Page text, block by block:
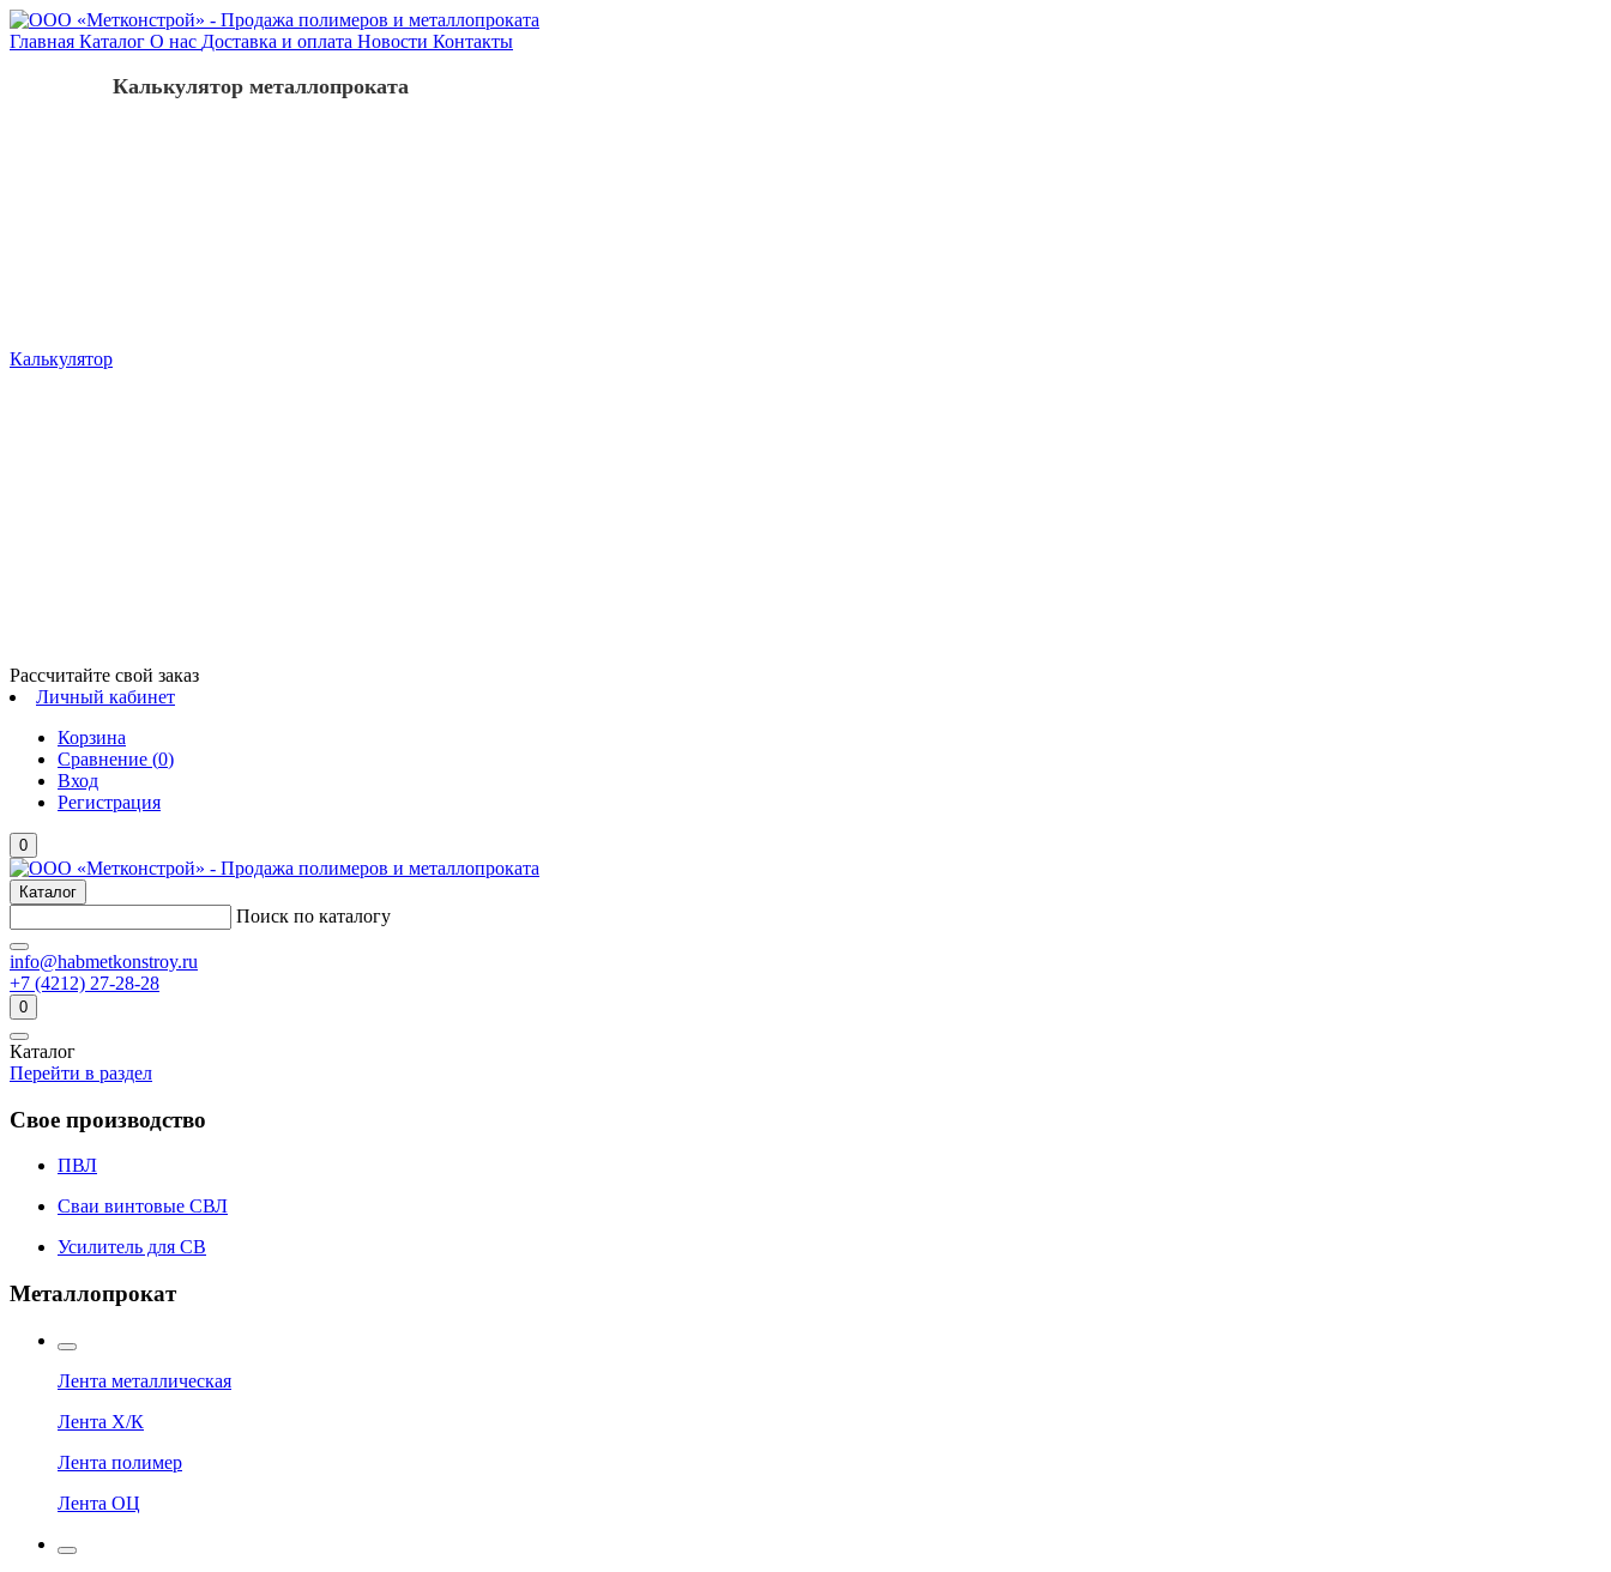
Главная Каталог О нас Доставка и оплата Новости Контакты
Калькулятор
Калькулятор металлопроката
Рассчитайте свой заказ
Личный кабинет
Корзина
Сравнение (0)
Вход
Регистрация
0
Каталог
Поиск по каталогу
info@habmetkonstroy.ru
+7 (4212) 27-28-28
0
Каталог
Перейти в раздел
Свое производство
ПВЛ
Сваи винтовые СВЛ
Усилитель для СВ
Металлопрокат
Лента металлическая
Лента Х/К
Лента полимер
Лента ОЦ